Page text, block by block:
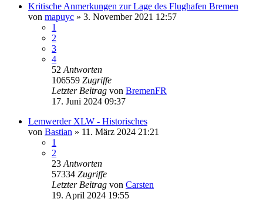
Kritische Anmerkungen zur Lage des Flughafen Bremen
von mapuyc » 3. November 2021 12:57
1
2
3
4
52 Antworten
106559 Zugriffe
Letzter Beitrag von BremenFR
17. Juni 2024 09:37
Lemwerder XLW - Historisches
von Bastian » 11. März 2024 21:21
1
2
23 Antworten
57334 Zugriffe
Letzter Beitrag von Carsten
19. April 2024 19:55